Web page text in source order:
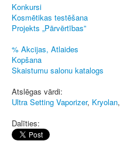
Konkursi
Kosmētikas testēšana
Projekts „Pārvērtības”
% Akcijas, Atlaides
Kopšana
Skaistumu salonu katalogs
Atslēgas vārdi:
Ultra Setting Vaporizer, Kryolan,
Dalīties: